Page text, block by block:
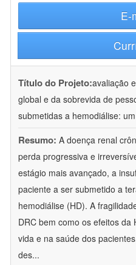
E-
Título do Projeto:avaliação
global e da sobrevida de
submetidas a hemodiálise:
Resumo: A doença renal
perda progressiva e
estágio mais avançado, a
paciente a ser submetido a
hemodiálise (HD). A
DRC bem como os efeitos
vida e na saúde dos
des...